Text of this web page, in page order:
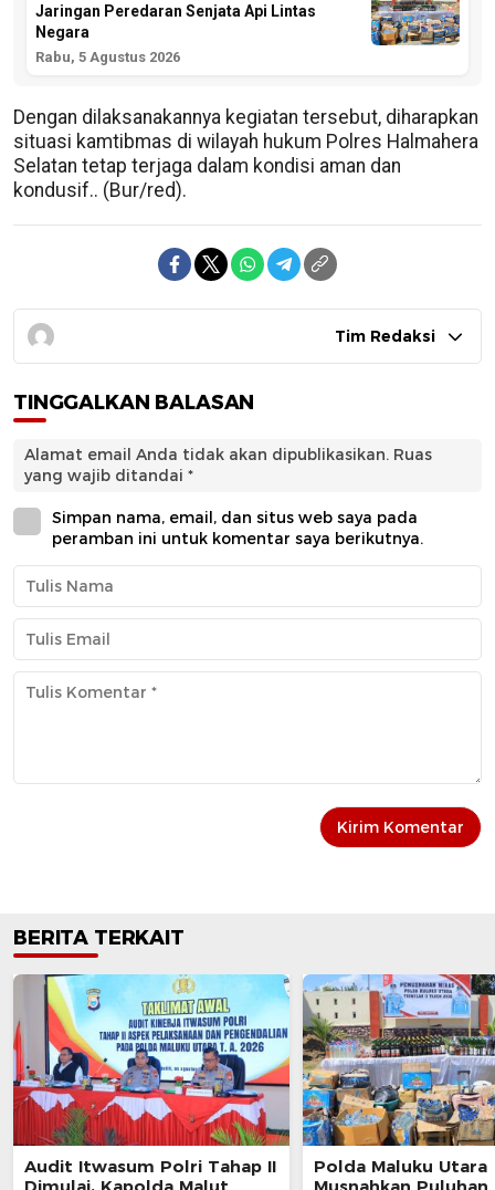
Jaringan Peredaran Senjata Api Lintas
Negara
Rabu, 5 Agustus 2026
Dengan dilaksanakannya kegiatan tersebut, diharapkan
situasi kamtibmas di wilayah hukum Polres Halmahera
Selatan tetap terjaga dalam kondisi aman dan
kondusif.. (Bur/red).
Tim Redaksi
TINGGALKAN BALASAN
Alamat email Anda tidak akan dipublikasikan. Ruas
yang wajib ditandai *
Simpan nama, email, dan situs web saya pada
peramban ini untuk komentar saya berikutnya.
BERITA TERKAIT
Audit Itwasum Polri Tahap II
Polda Maluku Utara